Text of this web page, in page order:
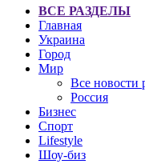
ВСЕ РАЗДЕЛЫ
Главная
Украина
Город
Мир
Все новости
Россия
Бизнес
Спорт
Lifestyle
Шоу-биз